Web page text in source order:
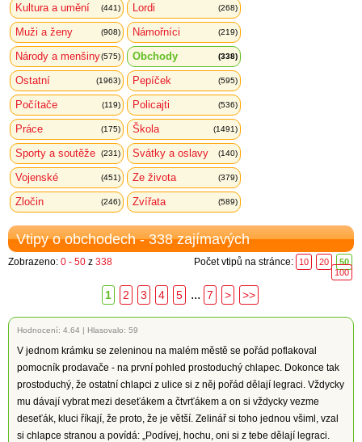
Kultura a umění (441) Lordi (268)
Muži a ženy (908) Námořníci (219)
Národy a menšiny(575) Obchody (338)
Ostatní (1963) Pepíček (595)
Počítače (119) Policajti (536)
Práce (175) Škola (1491)
Sporty a soutěže (231) Svátky a oslavy (140)
Vojenské (451) Ze života (379)
Zločin (246) Zvířata (589)
Vtipy o obchodech - 338 zajímavých
Zobrazeno: 0 - 50 z 338 Počet vtipů na stránce: 10 20
50
100
1 2 3 4 5 ... 7 > >>
Hodnocení: 4.64 | Hlasovalo: 59
V jednom krámku se zeleninou na malém městě se pořád poflakoval
pomocník prodavače - na první pohled prostoduchý chlapec. Dokonce tak
prostoduchý, že ostatní chlapci z ulice si z něj pořád dělají legraci. Vždycky
mu dávají vybrat mezi deseťákem a čtvrťákem a on si vždycky vezme
deseťák, kluci říkají, že proto, že je větší. Zelinář si toho jednou všiml, vzal
si chlapce stranou a povídá: „Podívej, hochu, oni si z tebe dělají legraci.